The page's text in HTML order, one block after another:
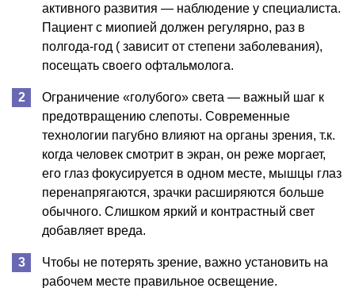
активного развития — наблюдение у специалиста.
Пациент с миопией должен регулярно, раз в
полгода-год ( зависит от степени заболевания),
посещать своего офтальмолога.
Ограничение «голубого» света — важный шаг к
предотвращению слепоты. Современные
технологии пагубно влияют на органы зрения, т.к.
когда человек смотрит в экран, он реже моргает,
его глаз фокусируется в одном месте, мышцы глаз
перенапрягаются, зрачки расширяются больше
обычного. Слишком яркий и контрастный свет
добавляет вреда.
Чтобы не потерять зрение, важно установить на
рабочем месте правильное освещение.